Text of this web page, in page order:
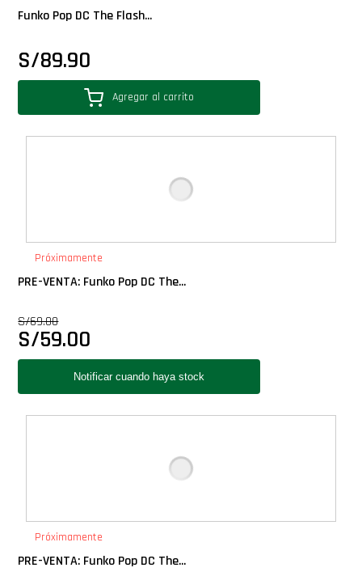
Plush
Pop Nook (Rincon)
Pop Regular
Premium
PRÓXIMAMENTE
Star Wars Oferta
Funko Pop DC The Flash...
S/89.90
Agregar al carrito
Próximamente
PRE-VENTA: Funko Pop DC The...
S/69.00
S/59.00
Próximamente
PRE-VENTA: Funko Pop DC The...